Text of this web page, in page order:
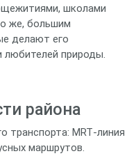
школами
же, большим
делают его
любителей природы.
района
транспорта: MRT‑линия
маршрутов.